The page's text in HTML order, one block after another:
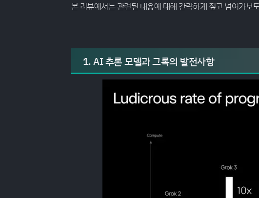
본 리뷰에서는 관련된 내용에 대해 간략하게 짚고 넘어가보
1. AI 추론 모델과 그록의 발전사항